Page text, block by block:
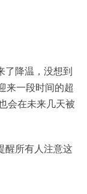
了降温，没想到
来一段时间的超
会在未来几天被
醒所有人注意这